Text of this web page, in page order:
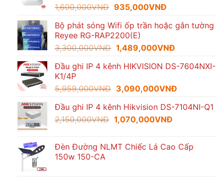
1,600,000VNĐ Giá
là:
1,600,000VNĐ.
935,000VNĐGiá
tại
935,000VNĐ.
Bộ phát sóng Wifi ốp trần hoặc gắn tường
Reyee RG-RAP2200(E)
3,300,000VNĐ Giá
là:
1,489,000VNĐGiá
tại
Đầu ghi IP 4 kênh HIKVISION DS-7604NXI-
K1/4P
5,959,000VNĐ Giá
là:
5,959,000VNĐ.
3,090,000VNĐGiá
tại
Đầu ghi IP 4 kênh Hikvision DS-7104NI-Q1
2,150,000VNĐ Giá
2,150,000VNĐ.
1,070,000VNĐGiá
là:
Đèn Đường NLMT Chiếc Lá Cao Cấp
150w 150-CA